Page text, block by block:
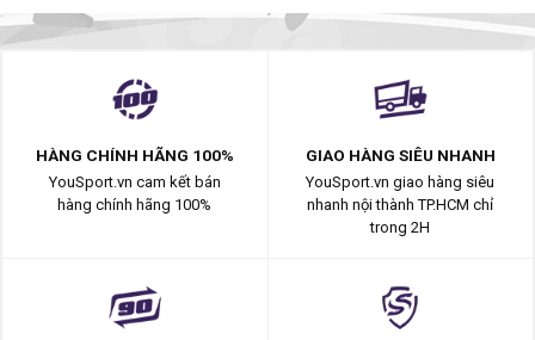
HÀNG CHÍNH HÃNG 100%
YouSport.vn cam kết bán
hàng chính hãng 100%
GIAO HÀNG SIÊU NHANH
YouSport.vn giao hàng siêu
nhanh nội thành TP.HCM chỉ
trong 2H